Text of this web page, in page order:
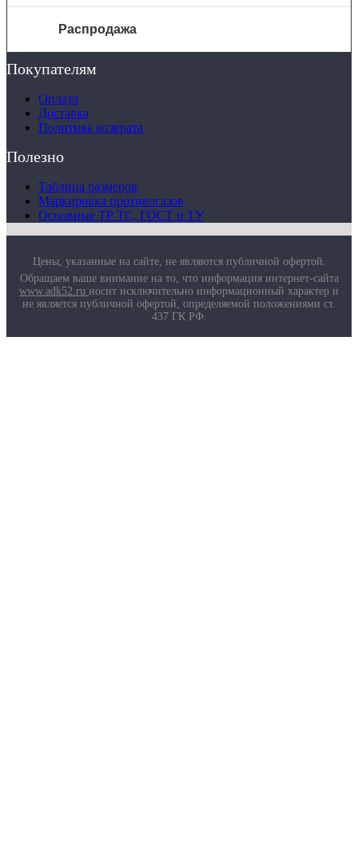
Распродажа
О компании
Доставка
Полезная информация
Таблица размеров
О компании
Услуги
Контакты
Покупателям
Оплата
Доставка
Политика возврата
Полезно
Таблица размеров
Маркировка противогазов
Основные ТР ТС, ГОСТ и ТУ
Цены, указанные на сайте, не являются публичной офертой.
Обращаем ваше внимание на то, что информация интернет-сайта
www.adk52.ru носит исключительно информационный характер и
не является публичной офертой, определяемой положениями ст.
437 ГК РФ.